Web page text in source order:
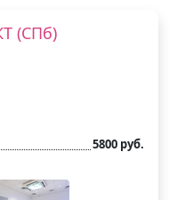
(СПб)
5800 руб.